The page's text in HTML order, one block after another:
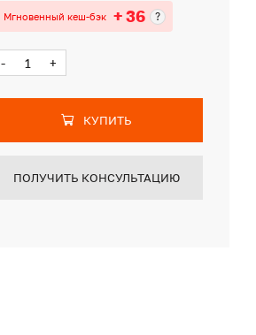
Мгновенный кеш-бэк + 36 ?
- +
КУПИТЬ
ПОЛУЧИТЬ КОНСУЛЬТАЦИЮ